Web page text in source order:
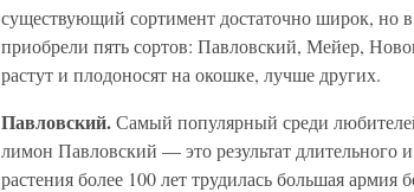
существующий сортимент достаточно широк, но
приобрели пять сортов: Павловский, Мейер,
растут и плодоносят на окошке, лучше других.
Павловский.Самый популярный среди
лимон Павловский — это результат длительного
растения более 100 лет трудилась большая армия